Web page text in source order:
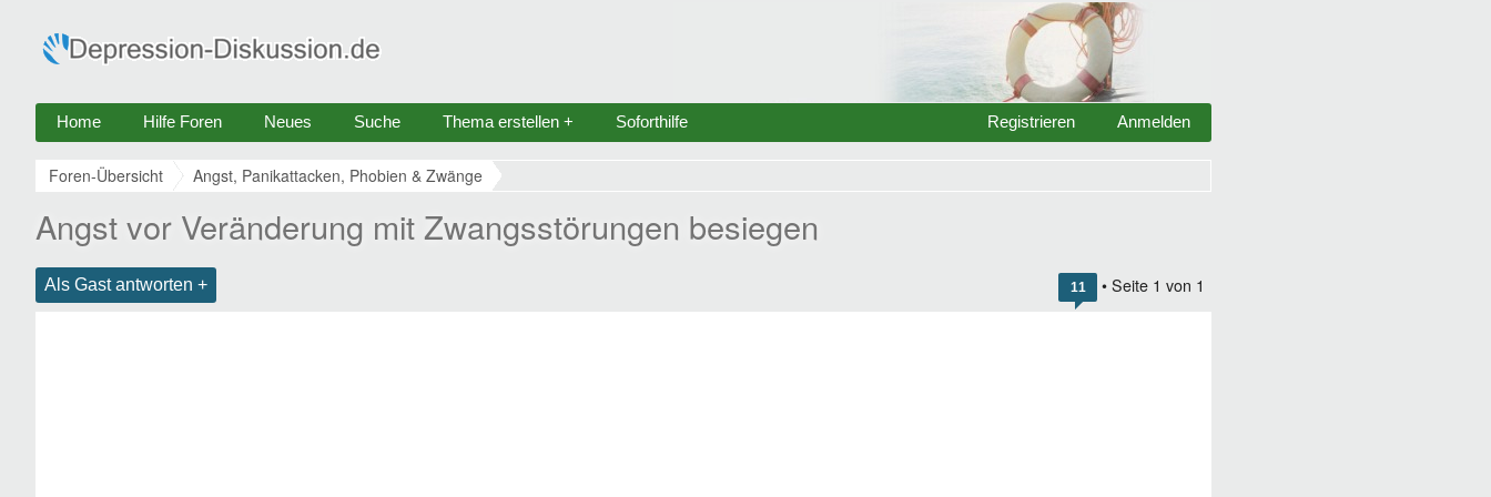
Home Hilfe Foren Neues Suche Thema erstellen + Soforthilfe Anmelden
Registrieren
Foren-Übersicht Angst, Panikattacken, Phobien & Zwänge
Angst vor Veränderung mit Zwangsstörungen besiegen
Als Gast antworten + 11 • Seite 1 von 1